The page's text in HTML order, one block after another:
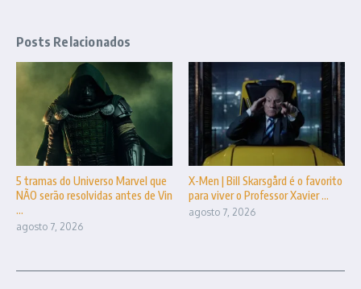
Posts Relacionados
5 tramas do Universo Marvel que
NÃO serão resolvidas antes de Vin
...
agosto 7, 2026
X-Men | Bill Skarsgård é o favorito
para viver o Professor Xavier ...
agosto 7, 2026